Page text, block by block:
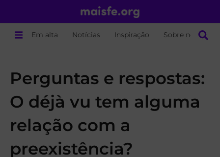
Em alta Notícias Inspiração Sobre nós
Perguntas e respostas:
O déjà vu tem alguma
relação com a
preexistência?